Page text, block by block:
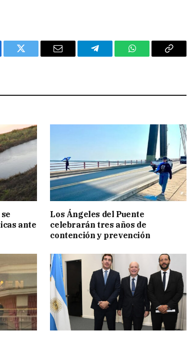
Twitter Email Telegram WhatsAppCopy
ante
Los Ángeles del Puente
celebrarán tres años de
contención y prevención